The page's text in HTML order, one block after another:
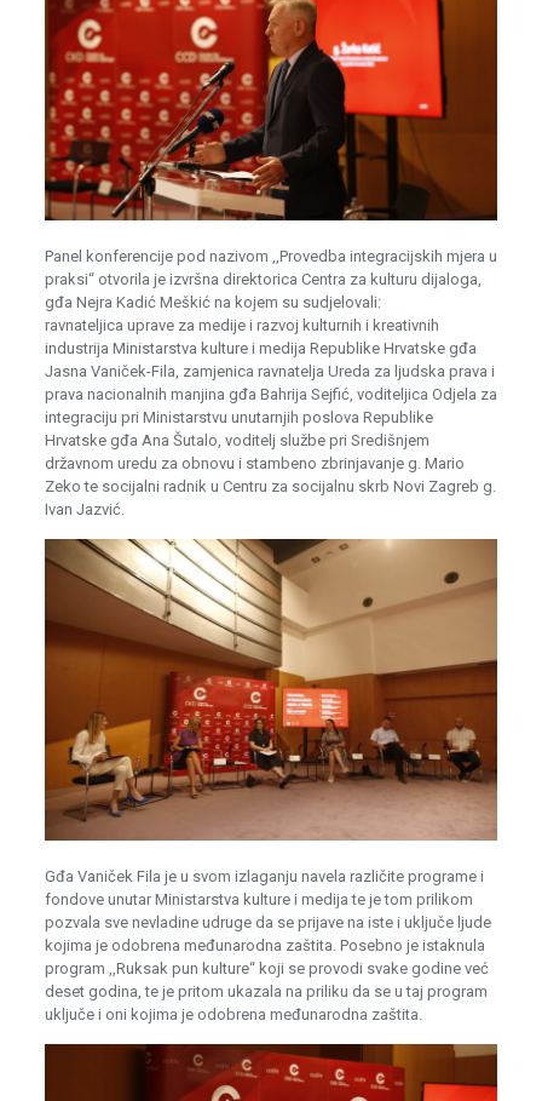
Panel konferencije pod nazivom ,,Provedba integracijskih mjera u
praksi“ otvorila je izvršna direktorica Centra za kulturu dijaloga,
gđa Nejra Kadić Meškić na kojem su sudjelovali:
ravnateljica uprave za medije i razvoj kulturnih i kreativnih
industrija Ministarstva kulture i medija Republike Hrvatske gđa
Jasna Vaniček-Fila, zamjenica ravnatelja Ureda za ljudska prava i
prava nacionalnih manjina gđa Bahrija Sejfić, voditeljica Odjela za
integraciju pri Ministarstvu unutarnjih poslova Republike
Hrvatske gđa Ana Šutalo, voditelj službe pri Središnjem
državnom uredu za obnovu i stambeno zbrinjavanje g. Mario
Zeko te socijalni radnik u Centru za socijalnu skrb Novi Zagreb g.
Ivan Jazvić.
Gđa Vaniček Fila je u svom izlaganju navela različite programe i
fondove unutar Ministarstva kulture i medija te je tom prilikom
pozvala sve nevladine udruge da se prijave na iste i uključe ljude
kojima je odobrena međunarodna zaštita. Posebno je istaknula
program ,,Ruksak pun kulture“ koji se provodi svake godine već
deset godina, te je pritom ukazala na priliku da se u taj program
uključe i oni kojima je odobrena međunarodna zaštita.